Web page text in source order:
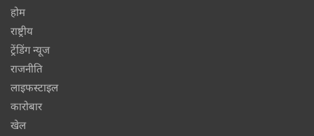
होम
राष्ट्रीय
ट्रेंडिंग न्यूज
राजनीति
लाइफस्टाइल
कारोबार
खेल